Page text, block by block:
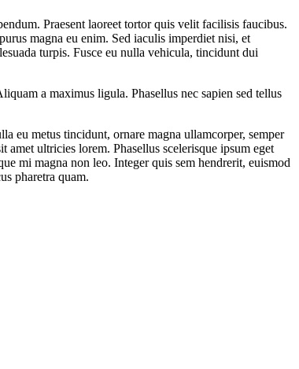
Praesent laoreet tortor quis velit facilisis faucibus.
magna eu enim. Sed iaculis imperdiet nisi, et
turpis. Fusce eu nulla vehicula, tincidunt dui
a maximus ligula. Phasellus nec sapien sed tellus
eu metus tincidunt, ornare magna ullamcorper, semper
ultricies lorem. Phasellus scelerisque ipsum eget
mi magna non leo. Integer quis sem hendrerit, euismod
pharetra quam.